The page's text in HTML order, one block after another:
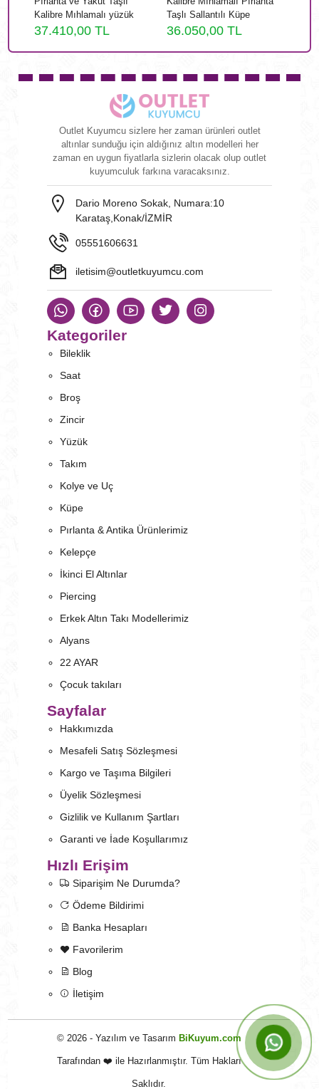
Kalibre Mıhlamalı yüzük
37.410,00 TL
Taşlı Sallantılı Küpe
36.050,00 TL
Outlet Kuyumcu sizlere her zaman ürünleri outlet
altınlar sunduğu için aldığınız altın modelleri her
zaman en uygun fiyatlarla sizlerin olacak olup outlet
kuyumculuk farkına varacaksınız.
Dario Moreno Sokak, Numara:10
Karataş,Konak/İZMİR
05551606631
iletisim@outletkuyumcu.com
Kategoriler
Bileklik
Saat
Broş
Zincir
Yüzük
Takım
Kolye ve Uç
Küpe
Pırlanta & Antika Ürünlerimiz
Kelepçe
İkinci El Altınlar
Piercing
Erkek Altın Takı Modellerimiz
Alyans
22 AYAR
Çocuk takıları
Sayfalar
Hakkımızda
Mesafeli Satış Sözleşmesi
Kargo ve Taşıma Bilgileri
Üyelik Sözleşmesi
Gizlilik ve Kullanım Şartları
Garanti ve İade Koşullarımız
Hızlı Erişim
Siparişim Ne Durumda?
Ödeme Bildirimi
Banka Hesapları
Favorilerim
Blog
İletişim
© 2026 - Yazılım ve Tasarım BiKuyum.com
Tarafından ❤️ ile Hazırlanmıştır. Tüm Hakları
Saklıdır.